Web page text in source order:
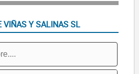
VIÑAS Y SALINAS SL